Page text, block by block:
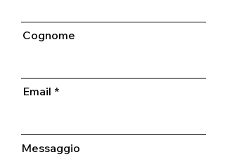
Cognome
Email
Messaggio